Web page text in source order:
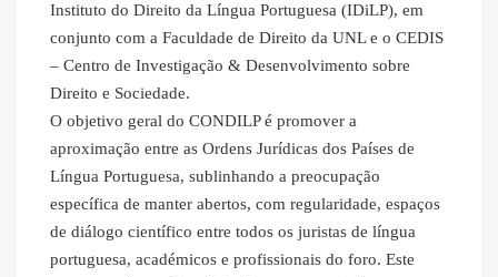
Instituto do Direito da Língua Portuguesa (IDiLP), em
conjunto com a Faculdade de Direito da UNL e o CEDIS
– Centro de Investigação & Desenvolvimento sobre
Direito e Sociedade.
O objetivo geral do CONDILP é promover a
aproximação entre as Ordens Jurídicas dos Países de
Língua Portuguesa, sublinhando a preocupação
específica de manter abertos, com regularidade, espaços
de diálogo científico entre todos os juristas de língua
portuguesa, académicos e profissionais do foro. Este